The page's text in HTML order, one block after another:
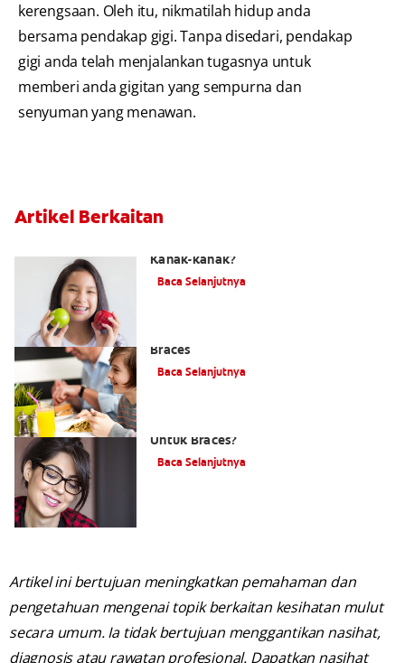
kerengsaan. Oleh itu, nikmatilah hidup anda
bersama pendakap gigi. Tanpa disedari, pendakap
gigi anda telah menjalankan tugasnya untuk
memberi anda gigitan yang sempurna dan
senyuman yang menawan.
Artikel Berkaitan
Kanak-kanak?
Baca Selanjutnya
Braces
Baca Selanjutnya
Untuk Braces?
Baca Selanjutnya
Artikel ini bertujuan meningkatkan pemahaman dan
pengetahuan mengenai topik berkaitan kesihatan mulut
secara umum. Ia tidak bertujuan menggantikan nasihat,
diagnosis atau rawatan profesional. Dapatkan nasihat